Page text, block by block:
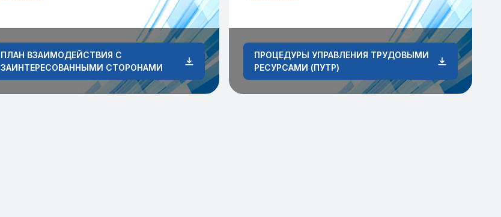
ПЛАН ВЗАИМОДЕЙСТВИЯ С
ЗАИНТЕРЕСОВАННЫМИ СТОРОНАМИ
ПРОЦЕДУРЫ УПРАВЛЕНИЯ ТРУДОВЫМИ
РЕСУРСАМИ (ПУТР)